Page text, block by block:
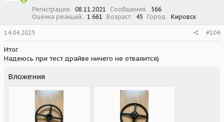
Регистрация 08.11.2021 Сообщения
566
Оценка реакций
1 661 Возраст 45 Город Кировск
14.04.2025 #104
Итог
Надеюсь при тест драйве ничего не отвалится)
Вложения